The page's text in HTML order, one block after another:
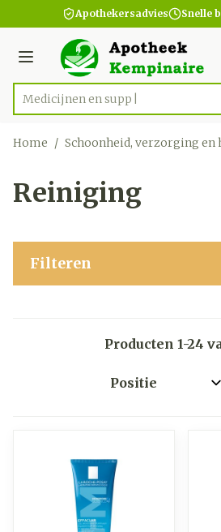
Ga naar de inhoudApothekersadvies Snelle
Menu
Product, merk, categorie...
Me
Home / Schoonheid, verzorging en
Reiniging
Filteren
Producten 1-24
Sorteer op: